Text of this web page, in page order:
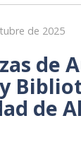
de 2025
de
de